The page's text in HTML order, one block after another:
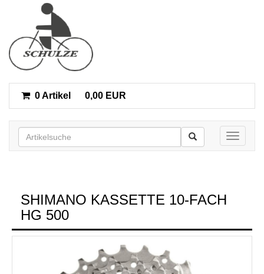
0 Artikel 0,00 EUR
Toggle
SHIMANO KASSETTE 10-FACH
HG 500